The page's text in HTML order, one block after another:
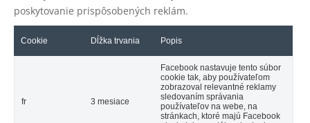
poskytovanie prispôsobených reklám.
Cookie Dĺžka trvania Popis
fr 3 mesiace
Facebook nastavuje tento súbor
cookie tak, aby používateľom
zobrazoval relevantné reklamy
sledovaním správania
používateľov na webe, na
stránkach, ktoré majú Facebook